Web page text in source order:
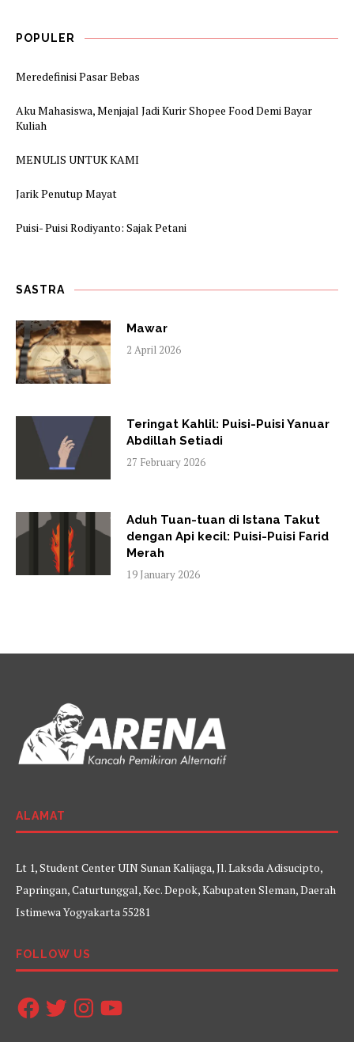
POPULER
Meredefinisi Pasar Bebas
Aku Mahasiswa, Menjajal Jadi Kurir Shopee Food Demi Bayar
Kuliah
MENULIS UNTUK KAMI
Jarik Penutup Mayat
Puisi- Puisi Rodiyanto: Sajak Petani
SASTRA
Mawar
2 April 2026
Teringat Kahlil: Puisi-Puisi Yanuar
Abdillah Setiadi
27 February 2026
Aduh Tuan-tuan di Istana Takut
dengan Api kecil: Puisi-Puisi Farid
Merah
19 January 2026
ALAMAT
Lt 1, Student Center UIN Sunan Kalijaga, Jl. Laksda Adisucipto,
Papringan, Caturtunggal, Kec. Depok, Kabupaten Sleman, Daerah
Istimewa Yogyakarta 55281
FOLLOW US
FacebookTwitterInstagram
YouTube